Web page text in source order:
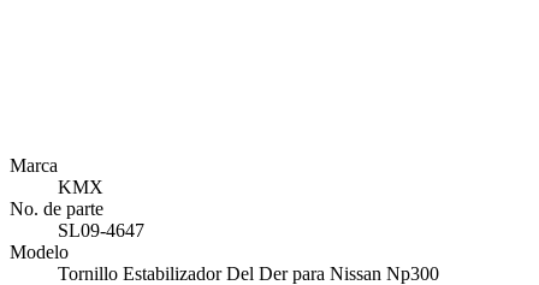
Marca
KMX
No. de parte
SL09-4647
Modelo
Tornillo Estabilizador Del Der para Nissan Np300